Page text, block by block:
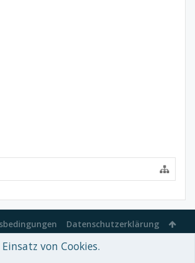
Datenschutzerklärung
von Cookies.